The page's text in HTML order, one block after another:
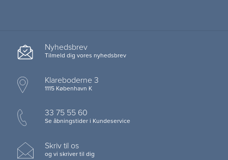
Nyhedsbrev
Tilmeld dig vores nyhedsbrev
Klareboderne 3
1115 København K
33 75 55 60
Se åbningstider i Kundeservice
Skriv til os
og vi skriver til dig